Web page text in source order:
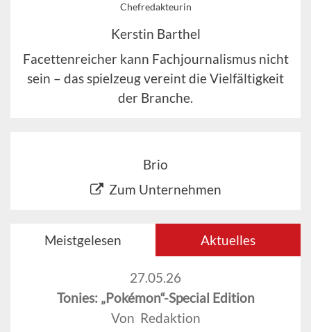
Chefredakteurin
Kerstin Barthel
Facettenreicher kann Fachjournalismus nicht
sein – das spielzeug vereint die Vielfältigkeit
der Branche.
Brio
Zum Unternehmen
Meistgelesen Aktuelles
27.05.26
Tonies: „Pokémon“-Special Edition
Von Redaktion